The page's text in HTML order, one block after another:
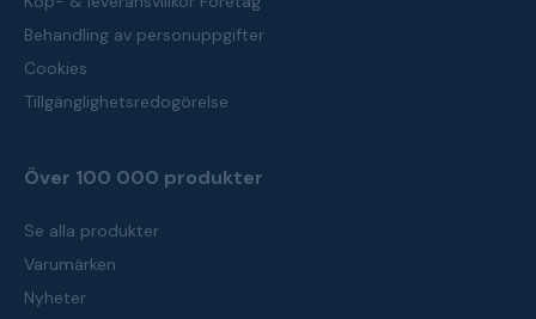
Behandling av personuppgifter
Cookies
Tillgänglighetsredogörelse
Över 100 000 produkter
Se alla produkter
Varumärken
Nyheter